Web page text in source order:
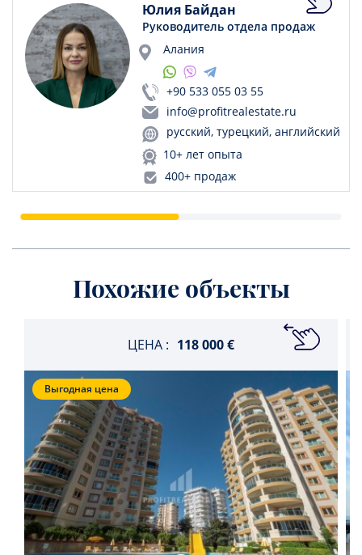
Юлия Байдан
Руководитель отдела продаж
Алания
+90 533 055 03 55
info@profitrealestate.ru
русский, турецкий, английский
10+ лет опыта
400+ продаж
Похожие объекты
ЦЕНА : 118 000 €
Выгодная цена